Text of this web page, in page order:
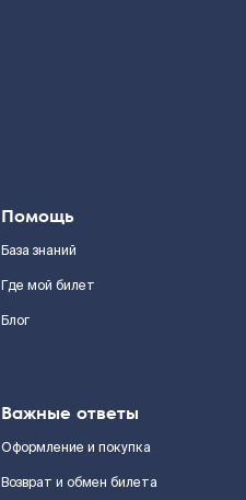
Помощь
База знаний
Где мой билет
Блог
Важные ответы
Оформление и покупка
Возврат и обмен билета